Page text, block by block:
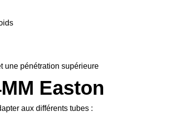
une pénétration supérieure
Easton
aux différents tubes :